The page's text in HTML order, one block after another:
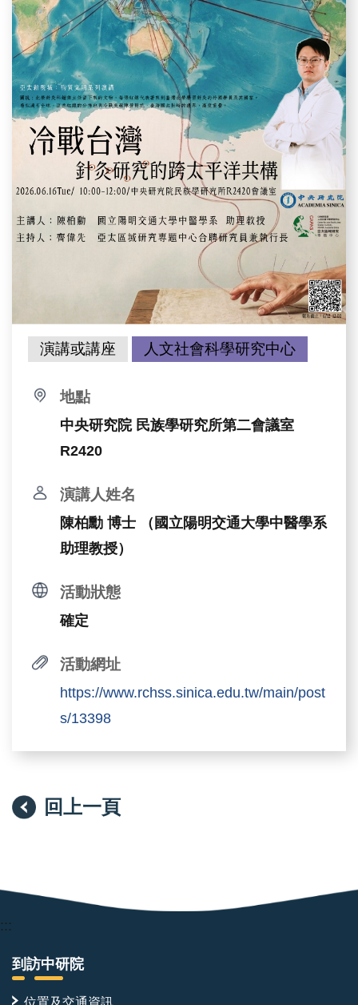
演講或講座 人文社會科學研究中心
地點
中央研究院 民族學研究所第二會議室
R2420
演講人姓名
陳柏勳 博士 （國立陽明交通大學中醫學系
助理教授）
活動狀態
確定
活動網址
https://www.rchss.sinica.edu.tw/main/post
s/13398
回上一頁
:::
到訪中研院
位置及交通資訊